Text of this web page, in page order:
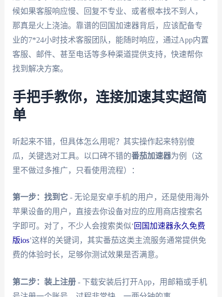
候如果客服响应慢、回复不专业、或者根本找不到人，
那真是火上浇油。靠谱的回国加速器背后，应该配备专
业的7*24小时技术客服团队，能随时响应，通过App内置
客服、邮件、甚至电话等多种渠道提供支持，快速帮你
找到解决方案。
手把手教你，连接加速其实超简
单
听起来不错，但具体怎么用呢？其实操作起来特别傻
瓜，关键选对工具。以口碑不错的番茄加速器为例（这
里不做过多推广，只看使用流程）：
第一步：找到它- 无论是安卓手机的用户，还是使用海外
苹果设备的用户，直接去你设备对应的应用商店搜索名
字即可。对了，不少人会搜索类似‘回国加速器永久免费
版ios’这样的关键词，其实番茄这类主流服务通常提供免
费的体验时长，足够你测试效果是否满意。
第二步：装上注册- 下载安装后打开App，用邮箱或手机